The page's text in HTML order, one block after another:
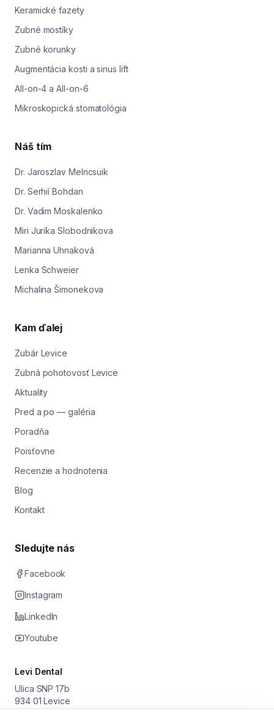
Keramické fazety
Zubné mostíky
Zubné korunky
Augmentácia kosti a sinus lift
All-on-4 a All-on-6
Mikroskopická stomatológia
Náš tím
Dr. Jaroszlav Melncsuik
Dr. Serhií Bohdan
Dr. Vadim Moskalenko
Miri Jurika Slobodnikova
Marianna Uhnaková
Lenka Schweier
Michalina Šimonekova
Kam ďalej
Zubár Levice
Zubná pohotovosť Levice
Aktuality
Pred a po — galéria
Poradňa
Poisťovne
Recenzie a hodnotenia
Blog
Kontakt
Sledujte nás
Facebook
Instagram
LinkedIn
Youtube
Levi Dental
Ulica SNP 17b
934 01 Levice